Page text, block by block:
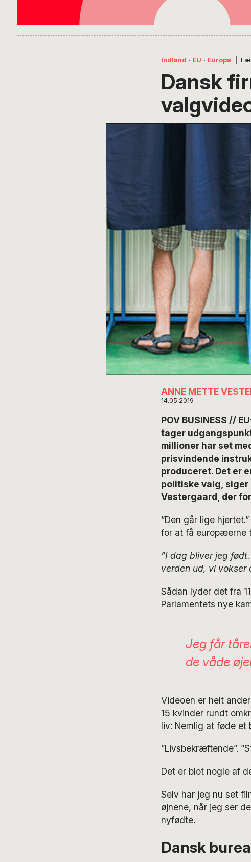
Indland · EU · Europa
Dansk
ANNE METTE
14.05.2019
POV BUSINESS //
tager
millioner har set
prisvindende
produceret. Det er
politiske valg, siger
Vestergaard, der
”Den går lige
for at få europæerne
”I dag bliver jeg
verden ud, vi vokser
Sådan lyder det fra
Parlamentets nye
Jeg får
de våde
Videoen er helt
15 kvinder rundt
liv: Nemlig at føde et
”Livsbekræftende”.
Det er blot nogle af
Selv har jeg nu set
øjnene, når jeg ser
nyfødte.
Dansk